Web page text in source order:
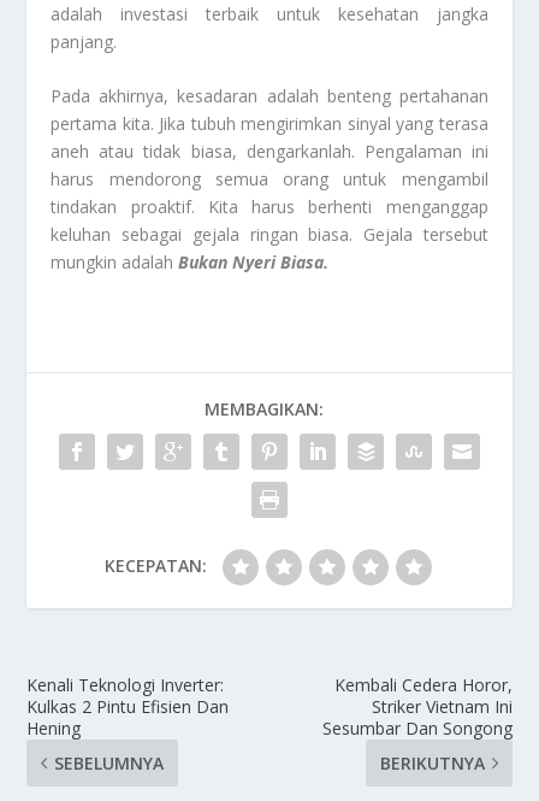
adalah investasi terbaik untuk kesehatan jangka
panjang.
Pada akhirnya, kesadaran adalah benteng pertahanan
pertama kita. Jika tubuh mengirimkan sinyal yang terasa
aneh atau tidak biasa, dengarkanlah. Pengalaman ini
harus mendorong semua orang untuk mengambil
tindakan proaktif. Kita harus berhenti menganggap
keluhan sebagai gejala ringan biasa. Gejala tersebut
mungkin adalahBukan Nyeri Biasa.
MEMBAGIKAN:
KECEPATAN:
Kenali Teknologi Inverter:
Kulkas 2 Pintu Efisien Dan
Hening
SEBELUMNYA
Kembali Cedera Horor,
Striker Vietnam Ini
Sesumbar Dan Songong
BERIKUTNYA